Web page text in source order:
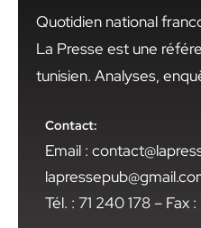
Quotidien national
La Presse est une
tunisien. Analyses,
Contact:
Email :
Tél. : 71 240 178 – Fax